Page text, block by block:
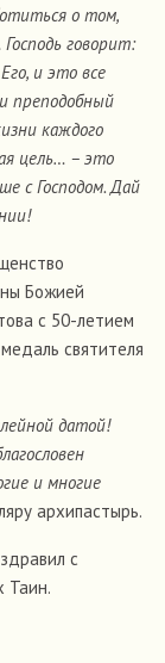
о том,
говорит:
и это все
преподобный
каждого
цель… – это
с Господом. Дай
Божией
с 50-летием
святителя
датой!
и многие
архипастырь.
с
Таин.